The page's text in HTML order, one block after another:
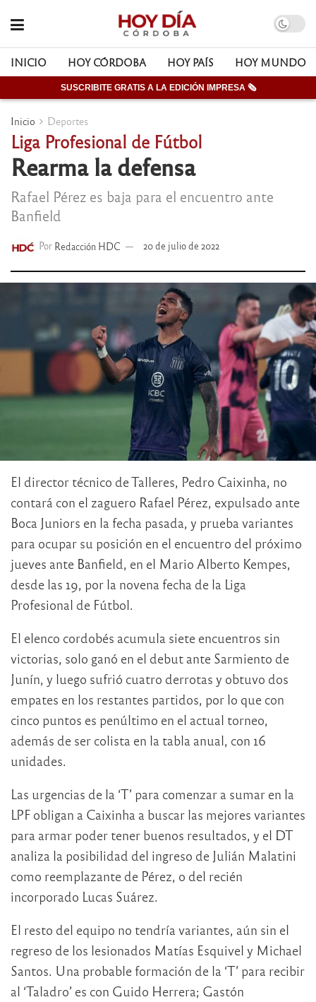
INICIO HOY CÓRDOBA HOY PAÍS HOY MUNDO
SUSCRIBITE GRATIS A LA EDICIÓN IMPRESA 🗞
Inicio Deportes
Liga Profesional de Fútbol
Rearma la defensa
Rafael Pérez es baja para el encuentro ante
Banfield
Por Redacción HDC 20 de julio de 2022
El director técnico de Talleres, Pedro Caixinha, no
contará con el zaguero Rafael Pérez, expulsado ante
Boca Juniors en la fecha pasada, y prueba variantes
para ocupar su posición en el encuentro del próximo
jueves ante Banfield, en el Mario Alberto Kempes,
desde las 19, por la novena fecha de la Liga
Profesional de Fútbol.
El elenco cordobés acumula siete encuentros sin
victorias, solo ganó en el debut ante Sarmiento de
Junín, y luego sufrió cuatro derrotas y obtuvo dos
empates en los restantes partidos, por lo que con
cinco puntos es penúltimo en el actual torneo,
además de ser colista en la tabla anual, con 16
unidades.
Las urgencias de la ‘T’ para comenzar a sumar en la
LPF obligan a Caixinha a buscar las mejores variantes
para armar poder tener buenos resultados, y el DT
analiza la posibilidad del ingreso de Julián Malatini
como reemplazante de Pérez, o del recién
incorporado Lucas Suárez.
El resto del equipo no tendría variantes, aún sin el
regreso de los lesionados Matías Esquivel y Michael
Santos. Una probable formación de la ‘T’ para recibir
al ‘Taladro’ es con Guido Herrera; Gastón